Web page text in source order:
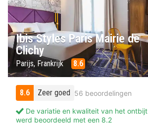
Ibis Styles Paris Mairie de
Clichy
Parijs, Frankrijk 8.6
8.6 Zeer goed 56 beoordelingen
De variatie en kwaliteit van het ontbijt
werd beoordeeld met een 8.2